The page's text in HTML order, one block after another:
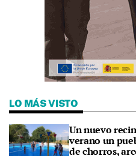
LO MÁS VISTO
Un nuevo
verano un
de chorros,